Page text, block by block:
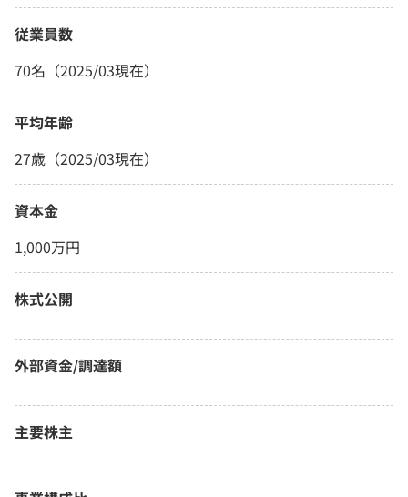
従業員数
70名（2025/03現在）
平均年齢
27歳（2025/03現在）
資本金
1,000万円
株式公開
外部資金/調達額
主要株主